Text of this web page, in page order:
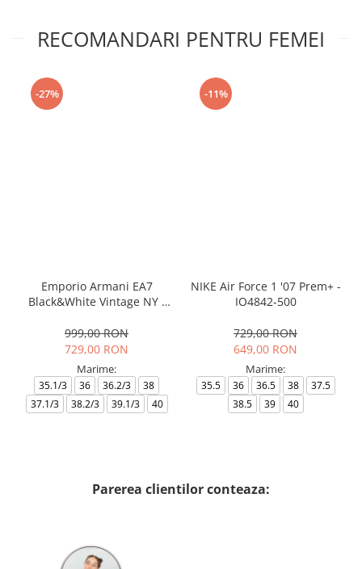
RECOMANDARI PENTRU FEMEI
-27%
Emporio Armani EA7
Black&White Vintage NY -
999,00 RON
729,00 RON
Marime:
35.1/3 36 36.2/3
38
37.1/3
38.2/3 39.1/3 40
-11%
NIKE Air Force 1 '07 Prem+ -
IO4842-500
729,00 RON
649,00 RON
Marime:
35.5 36 36.5 38
37.5
38.5
39 40
Parerea clientilor conteaza: